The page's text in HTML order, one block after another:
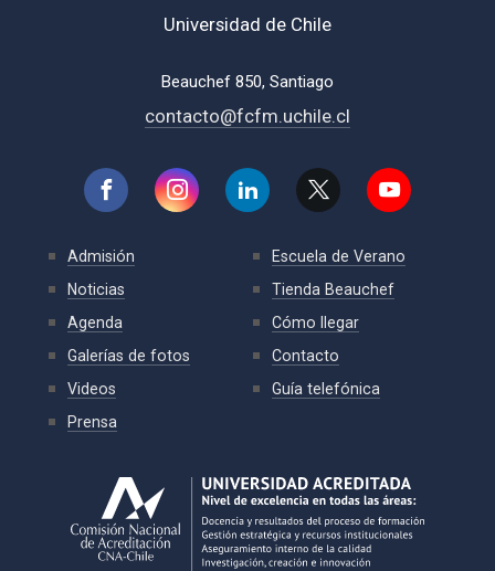
Universidad de Chile
Beauchef 850, Santiago
contacto@fcfm.uchile.cl
Admisión
Noticias
Agenda
Galerías de fotos
Videos
Prensa
Escuela de Verano
Tienda Beauchef
Cómo llegar
Contacto
Guía telefónica